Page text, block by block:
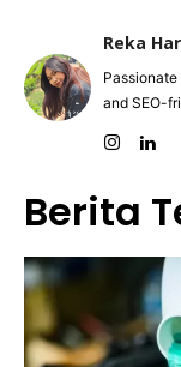
Reka
and SEO-
Berita